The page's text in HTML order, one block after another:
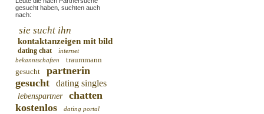
gesucht haben, suchten auch
nach:
sie sucht ihn
kontaktanzeigen mit bild
dating chat
internet
bekanntschaften
traummann
gesucht
partnerin
gesucht
dating singles
lebenspartner
chatten
kostenlos
dating portal